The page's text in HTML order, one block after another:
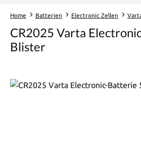
Home Batterien Electronic Zellen
CR2025 Varta
Blister